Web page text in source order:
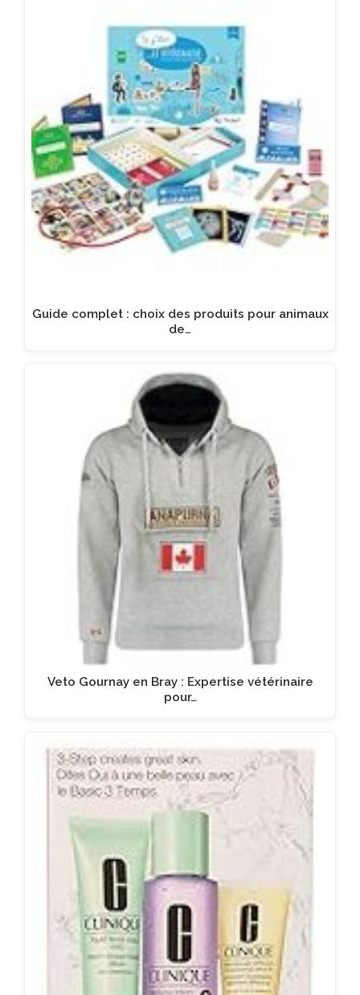
Guide complet : choix des produits pour animaux
de…
Veto Gournay en Bray : Expertise vétérinaire
pour…